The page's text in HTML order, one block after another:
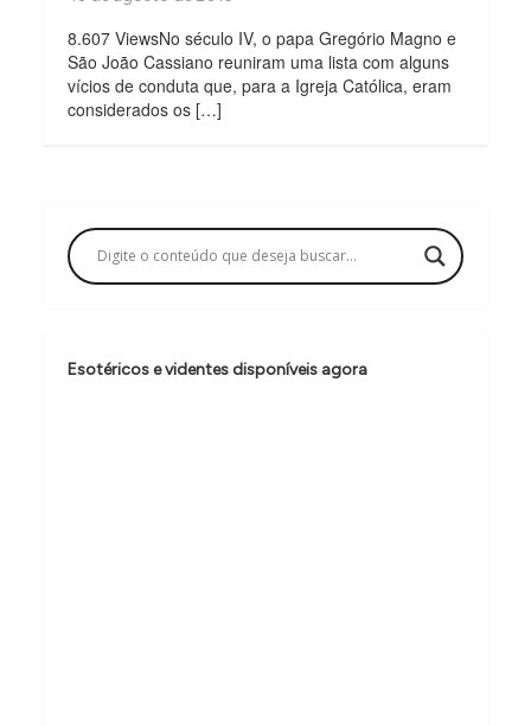
8.607 ViewsNo século IV, o papa Gregório Magno e
São João Cassiano reuniram uma lista com alguns
vícios de conduta que, para a Igreja Católica, eram
considerados os […]
Esotéricos e videntes disponíveis agora